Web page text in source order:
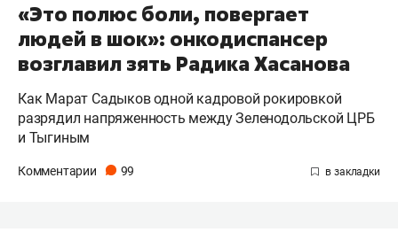
«Это полюс боли, повергает
людей в шок»: онкодиспансер
возглавил зять Радика Хасанова
Как Марат Садыков одной кадровой рокировкой
разрядил напряженность между Зеленодольской ЦРБ
и Тыгиным
Комментарии 99